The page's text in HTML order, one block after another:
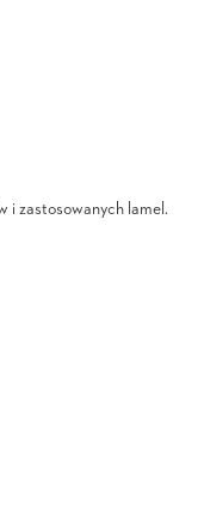
i zastosowanych lamel.